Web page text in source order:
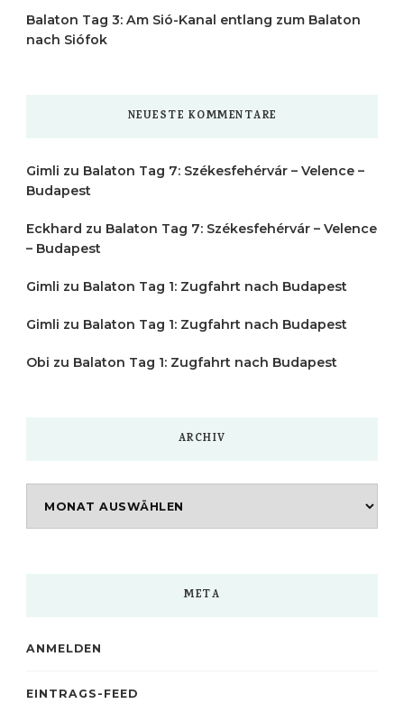
Balaton Tag 3: Am Sió-Kanal entlang zum Balaton
nach Siófok
NEUESTE KOMMENTARE
Gimli zu Balaton Tag 7: Székesfehérvár – Velence –
Budapest
Eckhard zu Balaton Tag 7: Székesfehérvár – Velence
– Budapest
Gimli zu Balaton Tag 1: Zugfahrt nach Budapest
Gimli zu Balaton Tag 1: Zugfahrt nach Budapest
Obi zu Balaton Tag 1: Zugfahrt nach Budapest
ARCHIV
META
ANMELDEN
EINTRAGS-FEED